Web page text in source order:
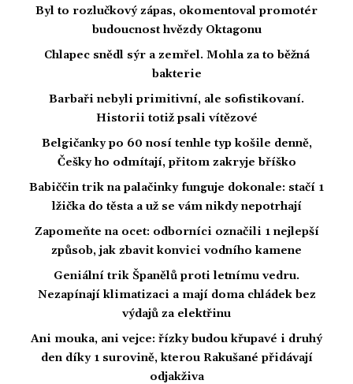
Byl to rozlučkový zápas, okomentoval promotér
budoucnost hvězdy Oktagonu
Chlapec snědl sýr a zemřel. Mohla za to běžná
bakterie
Barbaři nebyli primitivní, ale sofistikovaní.
Historii totiž psali vítězové
Belgičanky po 60 nosí tenhle typ košile denně,
Češky ho odmítají, přitom zakryje bříško
Babiččin trik na palačinky funguje dokonale: stačí 1
lžička do těsta a už se vám nikdy nepotrhají
Zapomeňte na ocet: odborníci označili 1 nejlepší
způsob, jak zbavit konvici vodního kamene
Geniální trik Španělů proti letnímu vedru.
Nezapínají klimatizaci a mají doma chládek bez
výdajů za elektřinu
Ani mouka, ani vejce: řízky budou křupavé i druhý
den díky 1 surovině, kterou Rakušané přidávají
odjakživa